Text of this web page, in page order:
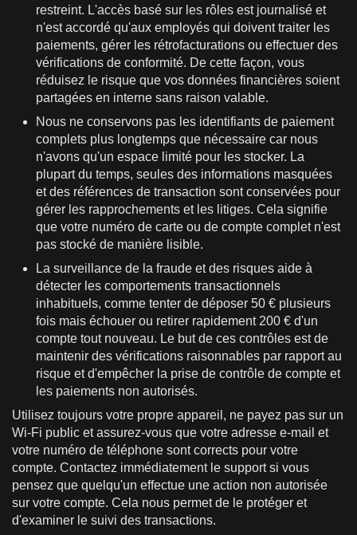
restreint. L'accès basé sur les rôles est journalisé et
n'est accordé qu'aux employés qui doivent traiter les
paiements, gérer les rétrofacturations ou effectuer des
vérifications de conformité. De cette façon, vous
réduisez le risque que vos données financières soient
partagées en interne sans raison valable.
Nous ne conservons pas les identifiants de paiement
complets plus longtemps que nécessaire car nous
n'avons qu'un espace limité pour les stocker. La
plupart du temps, seules des informations masquées
et des références de transaction sont conservées pour
gérer les rapprochements et les litiges. Cela signifie
que votre numéro de carte ou de compte complet n'est
pas stocké de manière lisible.
La surveillance de la fraude et des risques aide à
détecter les comportements transactionnels
inhabituels, comme tenter de déposer 50 € plusieurs
fois mais échouer ou retirer rapidement 200 € d'un
compte tout nouveau. Le but de ces contrôles est de
maintenir des vérifications raisonnables par rapport au
risque et d'empêcher la prise de contrôle de compte et
les paiements non autorisés.
Utilisez toujours votre propre appareil, ne payez pas sur un
Wi-Fi public et assurez-vous que votre adresse e-mail et
votre numéro de téléphone sont corrects pour votre
compte. Contactez immédiatement le support si vous
pensez que quelqu'un effectue une action non autorisée
sur votre compte. Cela nous permet de le protéger et
d'examiner le suivi des transactions.